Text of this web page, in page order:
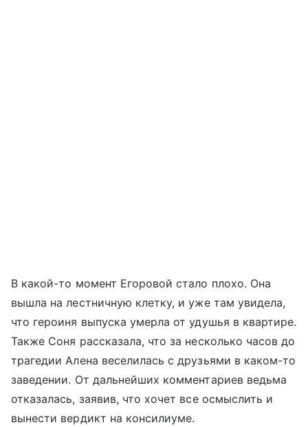
В какой-то момент Егоровой стало плохо. Она
вышла на лестничную клетку, и уже там увидела,
что героиня выпуска умерла от удушья в квартире.
Также Соня рассказала, что за несколько часов до
трагедии Алена веселилась с друзьями в каком-то
заведении. От дальнейших комментариев ведьма
отказалась, заявив, что хочет все осмыслить и
вынести вердикт на консилиуме.